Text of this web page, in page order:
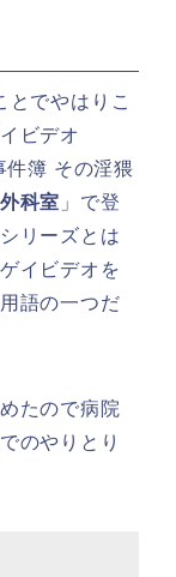
とでやはりこ
ビデオ
件簿 その淫猥
科室 」で登
リーズとは
イビデオを
語の一つだ
たので病院
のやりとり